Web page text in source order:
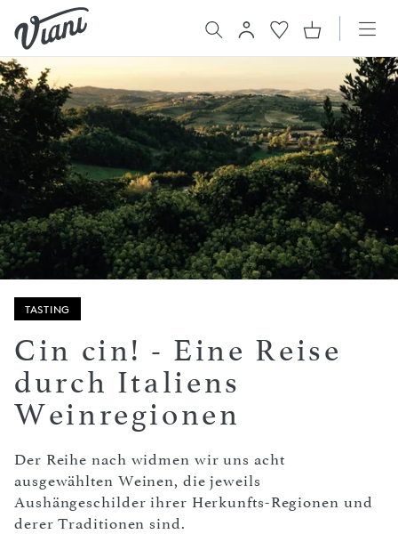
TASTING
Cin cin! - Eine Reise
durch Italiens
Weinregionen
Der Reihe nach widmen wir uns acht
ausgewählten Weinen, die jeweils
Aushängeschilder ihrer Herkunfts-Regionen und
derer Traditionen sind.